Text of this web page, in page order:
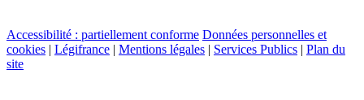
Accessibilité : partiellement conforme Données personnelles et
cookies | Légifrance | Mentions légales | Services Publics | Plan du
site